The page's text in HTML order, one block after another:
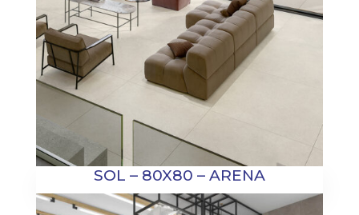
SOL – 80X80 – ARENA